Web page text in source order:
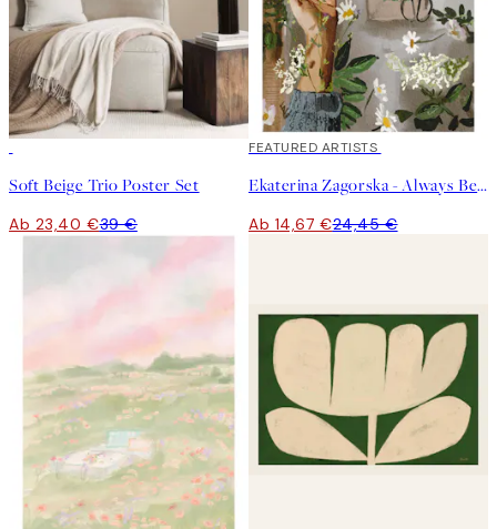
Soft Beige Trio Poster Set
Ab 23,40 €39 €
40%*
FEATURED ARTISTS
Ekaterina Zagorska - Always Be There for You Poster
Ab 14,67 €24,45 €